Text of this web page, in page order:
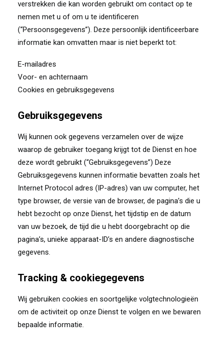
verstrekken die kan worden gebruikt om contact op te
nemen met u of om u te identificeren
(“Persoonsgegevens”). Deze persoonlijk identificeerbare
informatie kan omvatten maar is niet beperkt tot:
E-mailadres
Voor- en achternaam
Cookies en gebruiksgegevens
Gebruiksgegevens
Wij kunnen ook gegevens verzamelen over de wijze
waarop de gebruiker toegang krijgt tot de Dienst en hoe
deze wordt gebruikt (“Gebruiksgegevens”) Deze
Gebruiksgegevens kunnen informatie bevatten zoals het
Internet Protocol adres (IP-adres) van uw computer, het
type browser, de versie van de browser, de pagina’s die u
hebt bezocht op onze Dienst, het tijdstip en de datum
van uw bezoek, de tijd die u hebt doorgebracht op die
pagina’s, unieke apparaat-ID’s en andere diagnostische
gegevens.
Tracking & cookiegegevens
Wij gebruiken cookies en soortgelijke volgtechnologieën
om de activiteit op onze Dienst te volgen en we bewaren
bepaalde informatie.